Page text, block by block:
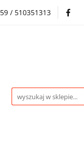
/ 510351313
sklepu